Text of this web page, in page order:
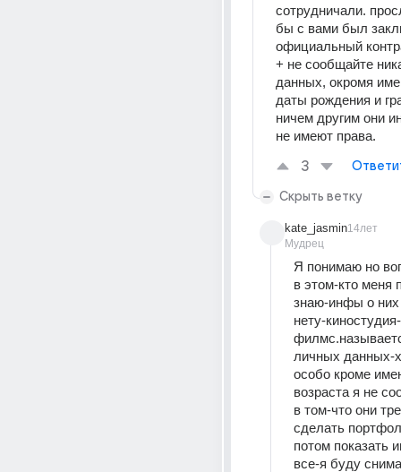
сотрудничали.
бы с вами был
официальный
+ не сообщайте
данных, окромя
даты рождения и
ничем другим они
не имеют права.
3
Скрыть ветку
kate_jasmin
Мудрец
14лет
Я понимаю но
в этом-кто меня
знаю-инфы о них
нету-
личных данных-
особо кроме
возраста я не
в том-что они
сделать
потом показать
все-я буду